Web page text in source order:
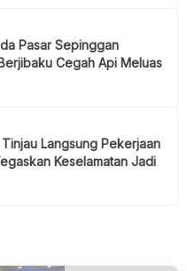
Pasar Sepinggan
Cegah Api Meluas
Tinjau Langsung Pekerjaan
Keselamatan Jadi